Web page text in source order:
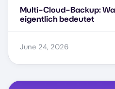
Multi-Cloud-Backup:
eigentlich bedeutet
June 24, 2026